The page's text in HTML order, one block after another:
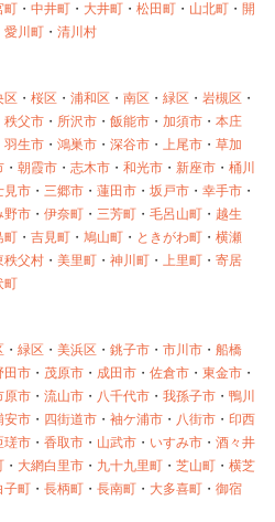
町 ・ 中井町 ・ 大井町 ・ 松田町 ・ 山北町 ・ 開
愛川町 ・ 清川村
区 ・ 桜区 ・ 浦和区 ・ 南区 ・ 緑区 ・ 岩槻区 ・
秩父市 ・ 所沢市 ・ 飯能市 ・ 加須市 ・ 本庄
羽生市 ・ 鴻巣市 ・ 深谷市 ・ 上尾市 ・ 草加
・ 朝霞市 ・ 志木市 ・ 和光市 ・ 新座市 ・ 桶川
見市 ・ 三郷市 ・ 蓮田市 ・ 坂戸市 ・ 幸手市 ・
野市 ・ 伊奈町 ・ 三芳町 ・ 毛呂山町 ・ 越生
町 ・ 吉見町 ・ 鳩山町 ・ ときがわ町 ・ 横瀬
秩父村 ・ 美里町 ・ 神川町 ・ 上里町 ・ 寄居
町
・ 緑区 ・ 美浜区 ・ 銚子市 ・ 市川市 ・ 船橋
田市 ・ 茂原市 ・ 成田市 ・ 佐倉市 ・ 東金市 ・
原市 ・ 流山市 ・ 八千代市 ・ 我孫子市 ・ 鴨川
安市 ・ 四街道市 ・ 袖ケ浦市 ・ 八街市 ・ 印西
瑳市 ・ 香取市 ・ 山武市 ・ いすみ市 ・ 酒々井
・ 大網白里市 ・ 九十九里町 ・ 芝山町 ・ 横芝
子町 ・ 長柄町 ・ 長南町 ・ 大多喜町 ・ 御宿